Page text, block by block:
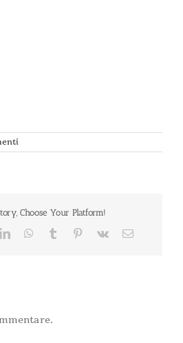
Choose Your Platform!
LinkedInWhatsApp
Tumblr Pinterest
Vk Email